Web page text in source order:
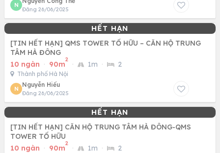
N
Đăng 26/06/2025
[TIN HẾT HẠN] QMS TOWER TỐ HỮU – CĂN HỘ TRUNG
TÂM HÀ ĐÔNG
10 ngàn · 90m
2
· 1m · 2
Thành phố Hà Nội
N
Nguyễn Hiếu
Đăng 26/06/2025
[TIN HẾT HẠN] CĂN HỘ TRUNG TÂM HÀ ĐÔNG-QMS
TOWER TỐ HỮU
10 ngàn · 90m
2
· 1m · 2